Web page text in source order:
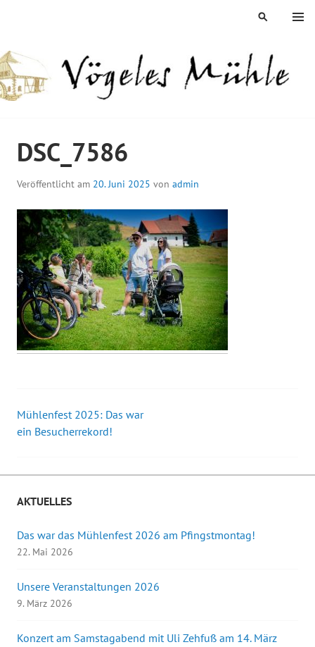
MENÜ
SUCHEN
DSC_7586
Veröffentlicht am 20. Juni 2025 von admin
Beitrags-
Mühlenfest 2025: Das war
ein Besucherrekord!
AKTUELLES
Das war das Mühlenfest 2026 am Pfingstmontag!
22. Mai 2026
Unsere Veranstaltungen 2026
9. März 2026
Konzert am Samstagabend mit Uli Zehfuß am 14. März